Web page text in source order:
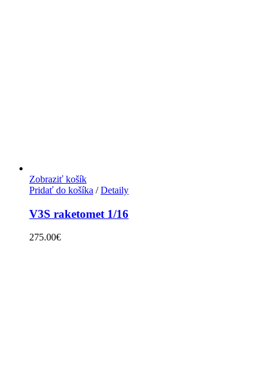
Zobraziť košík
Pridať do košíka / Detaily
V3S raketomet 1/16
275.00€